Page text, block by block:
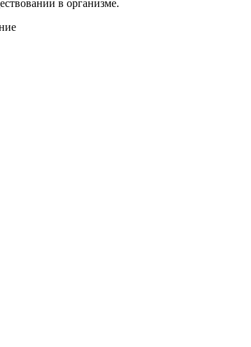
в организме.